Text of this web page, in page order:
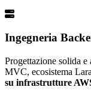
Ingegneria
Progettazione solida e
MVC, ecosistema
su infrastrutture